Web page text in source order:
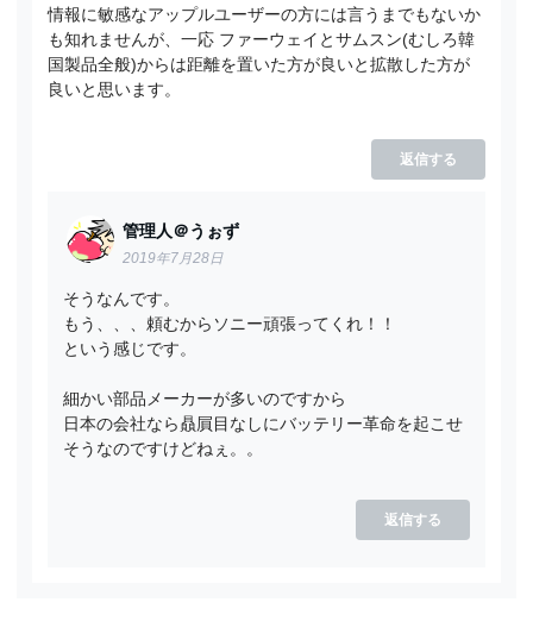
情報に敏感なアップルユーザーの方には言うまでもないか
も知れませんが、一応 ファーウェイとサムスン(むしろ韓
国製品全般)からは距離を置いた方が良いと拡散した方が
良いと思います。
返信する
管理人＠うぉず
2019年7月28日
そうなんです。
もう、、、頼むからソニー頑張ってくれ！！
という感じです。
細かい部品メーカーが多いのですから
日本の会社なら贔屓目なしにバッテリー革命を起こせ
そうなのですけどねぇ。。
返信する